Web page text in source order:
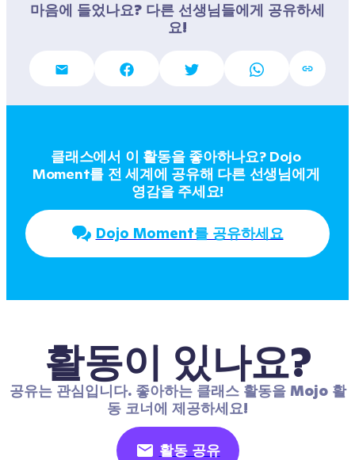
마음에 들었나요? 다른 선생님들에게 공유하세
요!
클래스에서 이 활동을 좋아하나요? Dojo
Moment를 전 세계에 공유해 다른 선생님에게
영감을 주세요!
Dojo Moment를 공유하세요
활동이 있나요?
공유는 관심입니다. 좋아하는 클래스 활동을 Mojo 활
동 코너에 제공하세요!
활동 공유